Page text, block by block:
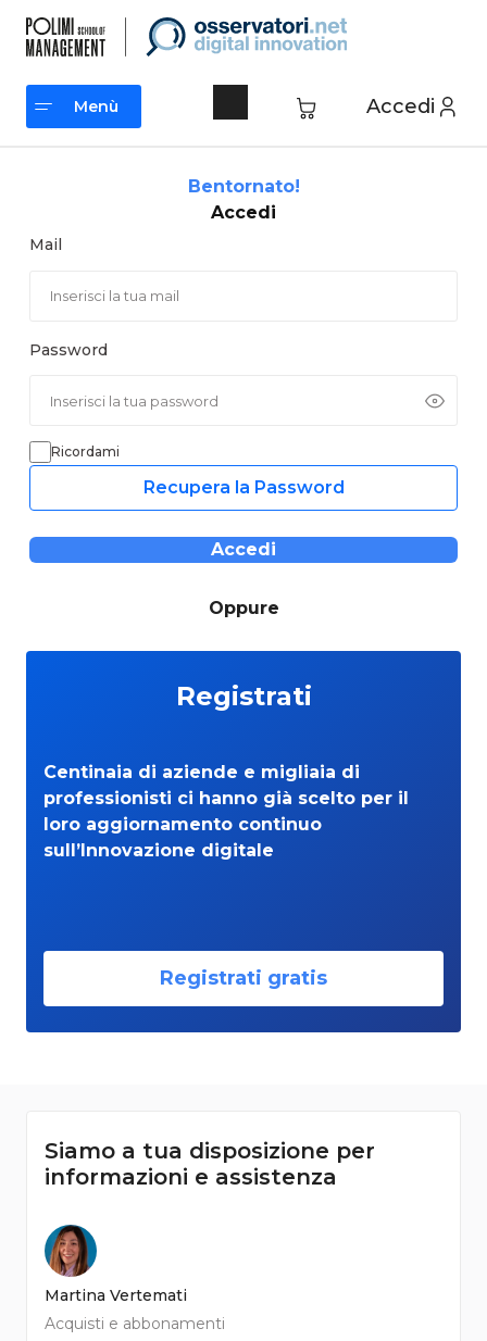
contenuto
Accedi
Menù
Bentornato!
Accedi
Mail
Password
Ricordami
Recupera la Password
Accedi
Oppure
Registrati
Centinaia di aziende e migliaia di
professionisti ci hanno già scelto per il
loro aggiornamento continuo
sull’Innovazione digitale
Registrati gratis
Siamo a tua disposizione per
informazioni e assistenza
Martina Vertemati
Acquisti e abbonamenti